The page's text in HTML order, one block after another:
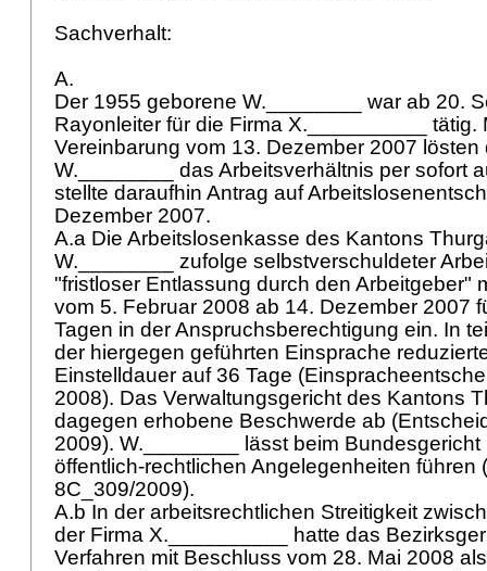
Sachverhalt:
A.
Der 1955 geborene W.________ war ab 20.
Rayonleiter für die Firma X.__________ tätig.
Vereinbarung vom 13. Dezember 2007 lösten
W.________ das Arbeitsverhältnis per sofort
stellte daraufhin Antrag auf
Dezember 2007.
A.a Die Arbeitslosenkasse des Kantons
W.________ zufolge selbstverschuldeter
"fristloser Entlassung durch den Arbeitgeber"
vom 5. Februar 2008 ab 14. Dezember 2007
Tagen in der Anspruchsberechtigung ein. In
der hiergegen geführten Einsprache
Einstelldauer auf 36 Tage
2008). Das Verwaltungsgericht des Kantons
dagegen erhobene Beschwerde ab
2009). W.________ lässt beim
öffentlich-rechtlichen Angelegenheiten führen
8C_309/2009).
A.b In der arbeitsrechtlichen Streitigkeit
der Firma X.__________ hatte das
Verfahren mit Beschluss vom 28. Mai 2008